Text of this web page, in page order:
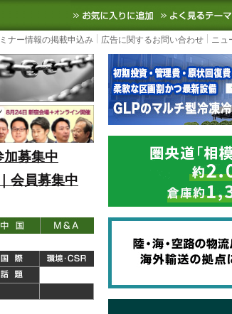
イトなど国内外の最新の物流ニュースをお
お気に入りに
ナー情報の掲載申込み 広告に関するお問い合わせ ニュ
募集中
会員募集中